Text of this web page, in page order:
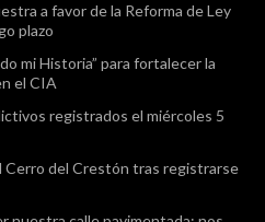
a favor de la Reforma de Ley
plazo
mi Historia” para fortalecer la
el CIA
registrados el miércoles 5
Cerro del Crestón tras registrarse